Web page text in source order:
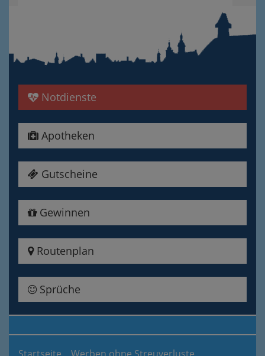
Notdienste
Apotheken
Gutscheine
Gewinnen
Routenplan
Sprüche